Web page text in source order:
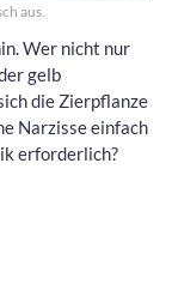
aus.
Wer nicht nur
gelb
die Zierpflanze
Narzisse einfach
erforderlich?